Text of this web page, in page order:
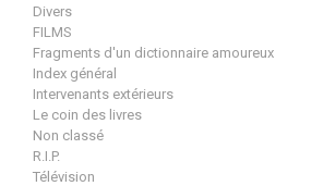
Divers
FILMS
Fragments d'un dictionnaire amoureux
Index général
Intervenants extérieurs
Le coin des livres
Non classé
R.I.P.
Télévision